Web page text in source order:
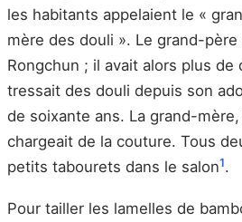
les habitants appelaient le «
mère des douli ». Le grand-père
Rongchun ; il avait alors plus
tressait des douli depuis son
de soixante ans. La grand-
chargeait de la couture. Tous
petits tabourets dans le salon1.
Pour tailler les lamelles de